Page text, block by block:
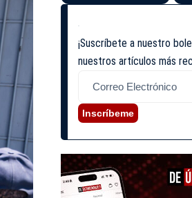
¡Suscríbete a nuestro
nuestros artículos más
Inscríbeme